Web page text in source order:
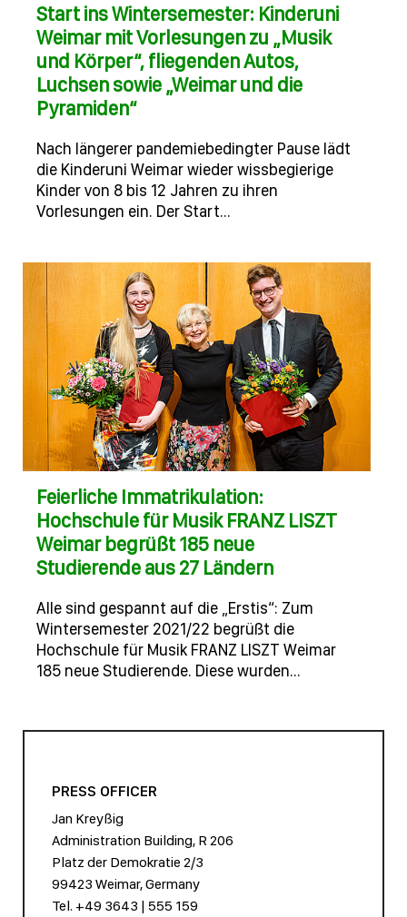
Start ins Wintersemester: Kinderuni
Weimar mit Vorlesungen zu „Musik
und Körper“, fliegenden Autos,
Luchsen sowie „Weimar und die
Pyramiden“
Nach längerer pandemiebedingter Pause lädt
die Kinderuni Weimar wieder wissbegierige
Kinder von 8 bis 12 Jahren zu ihren
Vorlesungen ein. Der Start…
Feierliche Immatrikulation:
Hochschule für Musik FRANZ LISZT
Weimar begrüßt 185 neue
Studierende aus 27 Ländern
Alle sind gespannt auf die „Erstis“: Zum
Wintersemester 2021/22 begrüßt die
Hochschule für Musik FRANZ LISZT Weimar
185 neue Studierende. Diese wurden…
PRESS OFFICER
Jan Kreyßig
Administration Building, R 206
Platz der Demokratie 2/3
99423 Weimar, Germany
Tel. +49 3643 | 555 159